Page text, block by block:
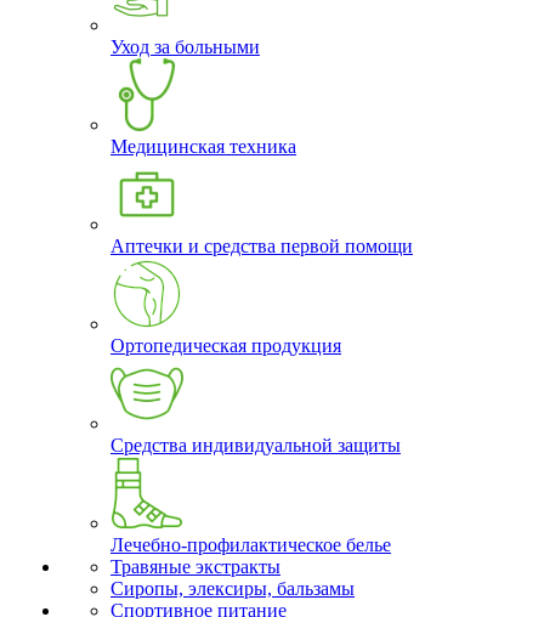
Уход за больными
Медицинская техника
Аптечки и средства первой помощи
Ортопедическая продукция
Средства индивидуальной защиты
Лечебно-профилактическое белье
Травяные экстракты
Сиропы, элексиры, бальзамы
Спортивное питание